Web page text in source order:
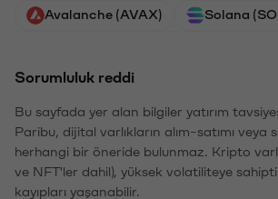
Avalanche (AVAX) Solana
Sorumluluk reddi
Bu sayfada yer alan bilgiler yatırım
Paribu, dijital varlıkların alım-satımı veya
herhangi bir öneride bulunmaz. Kripto
ve NFT'ler dahil), yüksek volatiliteye
kayıpları yaşanabilir.